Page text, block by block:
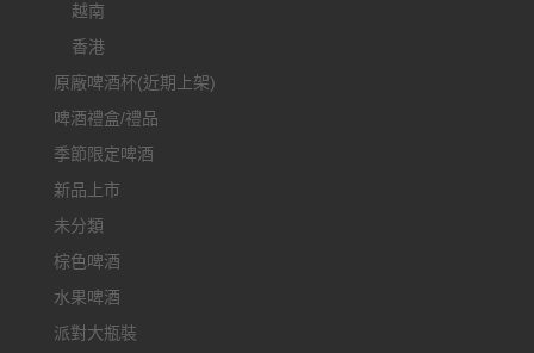
越南
香港
原廠啤酒杯(近期上架)
啤酒禮盒/禮品
季節限定啤酒
新品上市
未分類
棕色啤酒
水果啤酒
派對大瓶裝